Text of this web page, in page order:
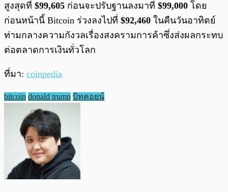
สูงสุดที่ $99,605 ก่อนจะปรับฐานลงมาที่ $99,000 โดย
ก่อนหน้านี้ Bitcoin ร่วงลงไปที่ $92,460 ในคืนวันอาทิตย์
ท่ามกลางความกังวลเรื่องสงครามการค้าซึ่งส่งผลกระทบ
ต่อตลาดการเงินทั่วโลก
ที่มา: coinpedia
bitcoin donald trump บิทคอยน์